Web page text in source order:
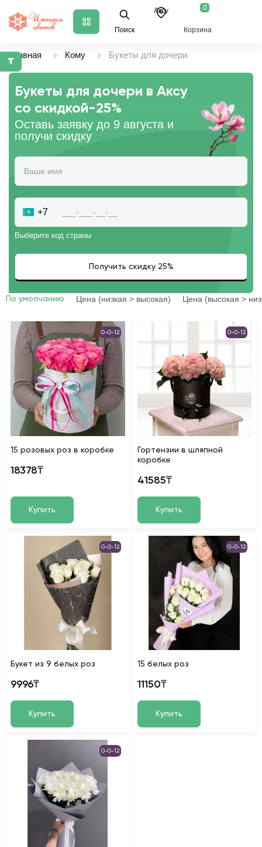
Поиск
Аксу 0
Корзина
Главная Кому Букеты для дочери
Букеты для дочери в Аксу
со скидкой-25%
Оставь заявку до 9 августа и
получи скидку
+7
Выберите код страны
По умолчанию Цена (низкая > высокая) Цена (высокая >
0-0-12
15 розовых роз в коробке
18378₸
Купить
0-0-12
Гортензии в шляпной
коробке
41585₸
Купить
0-0-12
Букет из 9 белых роз
9996₸
Купить
0-0-12
15 белых роз
11150₸
Купить
0-0-12